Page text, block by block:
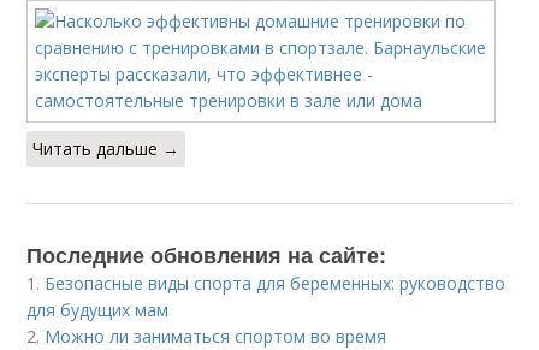
Читать дальше →
Последние обновления на сайте:
1. Безопасные виды спорта для беременных: руководство
для будущих мам
2. Можно ли заниматься спортом во время